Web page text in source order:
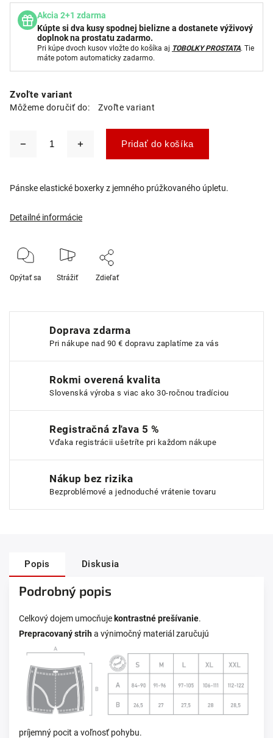
Zvoľte variant
Môžeme doručiť do: Zvoľte variant
Pridať do košíka
Akcia 2+1 zdarma
Kúpte si dva kusy spodnej bielizne a dostanete výživový
doplnok na prostatu zadarmo.
Pri kúpe dvoch kusov vložte do košíka aj TOBOLKY PROSTATA. Tie
máte potom automaticky zadarmo.
Pánske elastické boxerky z jemného prúžkovaného úpletu.
Detailné informácie
Opýtať sa Strážiť Zdieľať
Doprava zdarma
Pri nákupe nad 90 € dopravu zaplatíme za vás
Rokmi overená kvalita
Slovenská výroba s viac ako 30-ročnou tradíciou
Registračná zľava 5 %
Vďaka registrácii ušetríte pri každom nákupe
Nákup bez rizika
Bezproblémové a jednoduché vrátenie tovaru
Popis Diskusia
Podrobný popis
Celkový dojem umocňuje kontrastné prešívanie.
Prepracovaný striha výnimočný materiál zaručujú
príjemný pocit a voľnosť pohybu.